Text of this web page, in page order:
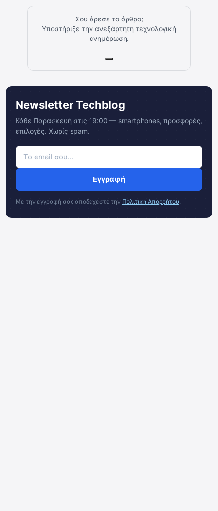
Σου άρεσε το άρθρο;
Υποστήριξε την ανεξάρτητη τεχνολογική
ενημέρωση.
Newsletter Techblog
Κάθε Παρασκευή στις 19:00 — smartphones, προσφορές,
επιλογές. Χωρίς spam.
Εγγραφή
Με την εγγραφή σας αποδέχεστε την Πολιτική Απορρήτου.